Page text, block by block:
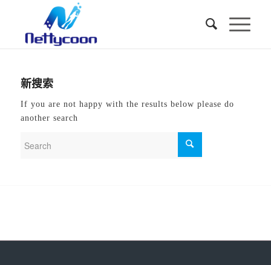
新搜索
If you are not happy with the results below please do
another search